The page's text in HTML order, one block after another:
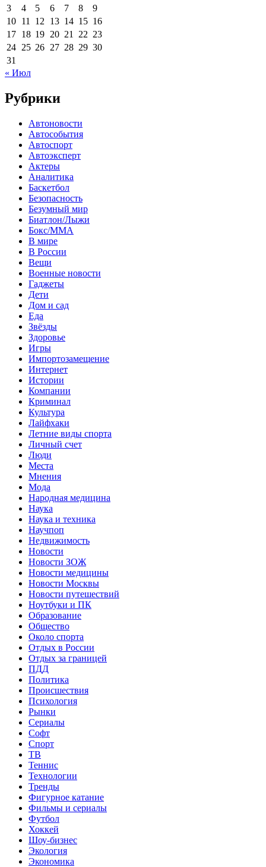
3 4 5 6 7 8
9
10 11 12 13 14 15 16
17 18 19 20 21 22 23
24 25 26 27 28 29 30
31
« Июл
Рубрики
Автоновости
Автособытия
Автоспорт
Автоэксперт
Актеры
Аналитика
Баскетбол
Безопасность
Безумный мир
Биатлон/Лыжи
Бокс/MMA
В мире
В России
Вещи
Военные новости
Гаджеты
Дети
Дом и сад
Еда
Звёзды
Здоровье
Игры
Импортозамещение
Интернет
Истории
Компании
Криминал
Культура
Лайфхаки
Летние виды спорта
Личный счет
Люди
Места
Мнения
Мода
Народная медицина
Наука
Наука и техника
Научпоп
Недвижимость
Новости
Новости ЗОЖ
Новости медицины
Новости Москвы
Новости путешествий
Ноутбуки и ПК
Образование
Общество
Около спорта
Отдых в России
Отдых за границей
ПДД
Политика
Происшествия
Психология
Рынки
Сериалы
Софт
Спорт
ТВ
Теннис
Технологии
Тренды
Фигурное катание
Фильмы и сериалы
Футбол
Хоккей
Шоу-бизнес
Экология
Экономика